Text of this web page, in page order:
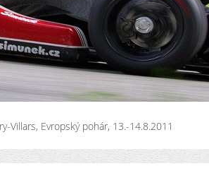
Villars, Evropský pohár, 13.-14.8.2011